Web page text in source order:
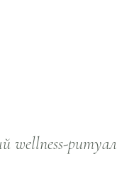
wellness-ритуал